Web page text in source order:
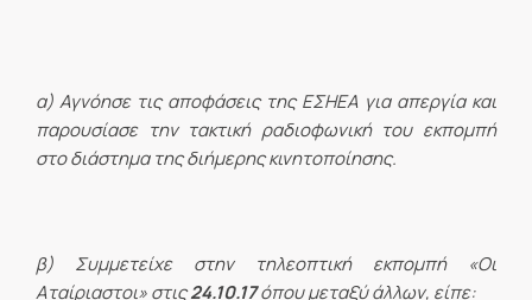
α) Αγνόησε τις αποφάσεις της ΕΣΗΕΑ για απεργία και
παρουσίασε την τακτική ραδιοφωνική του εκπομπή
στο διάστημα της διήμερης κινητοποίησης.
β) Συμμετείχε στην τηλεοπτική εκπομπή «Οι
Αταίριαστοι» στις24.10.17όπου μεταξύ άλλων, είπε: